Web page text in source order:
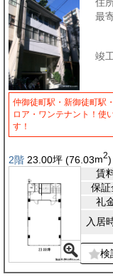
住
最
竣
仲御徒町駅・新御徒町駅
ロア・ワンテナント！使
す！
2階 23.00坪 (76.03m2)
賃
保証
礼
入居
検